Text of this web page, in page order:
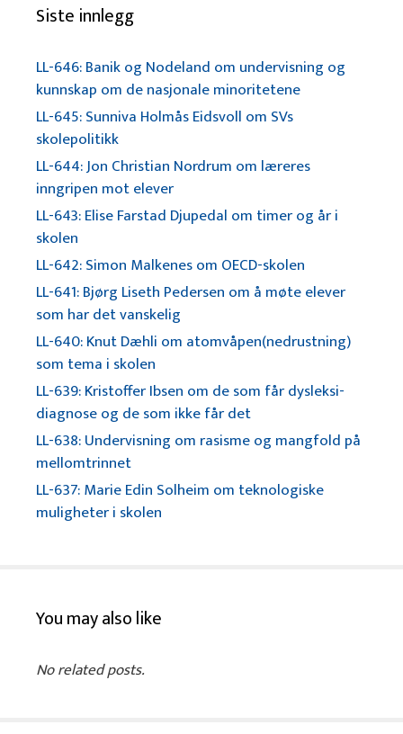
Siste innlegg
LL-646: Banik og Nodeland om undervisning og
kunnskap om de nasjonale minoritetene
LL-645: Sunniva Holmås Eidsvoll om SVs
skolepolitikk
LL-644: Jon Christian Nordrum om læreres
inngripen mot elever
LL-643: Elise Farstad Djupedal om timer og år i
skolen
LL-642: Simon Malkenes om OECD-skolen
LL-641: Bjørg Liseth Pedersen om å møte elever
som har det vanskelig
LL-640: Knut Dæhli om atomvåpen(nedrustning)
som tema i skolen
LL-639: Kristoffer Ibsen om de som får dysleksi-
diagnose og de som ikke får det
LL-638: Undervisning om rasisme og mangfold på
mellomtrinnet
LL-637: Marie Edin Solheim om teknologiske
muligheter i skolen
You may also like
No related posts.